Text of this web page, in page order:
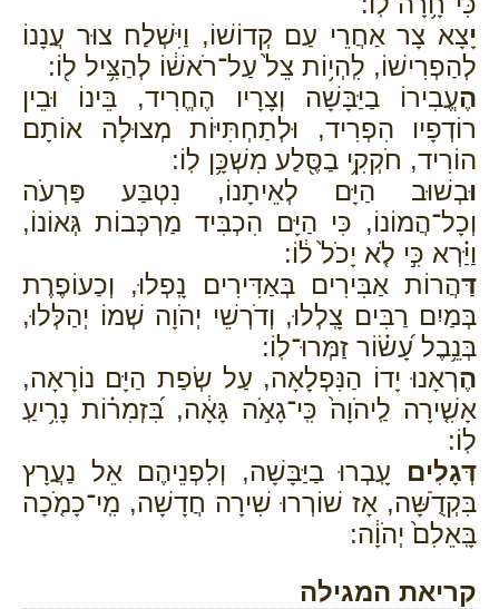
יָצָא צָר אַחֲרֵי עַם קְדוֹשׁוֹ, וַיִּשְׁלַח צוּר עֲנָנוֹ
לְהַפְרִישׁוֹ, לִֽהְי֥וֹת צֵל֙ עַל־רֹאשׁ֔וֹ לְהַצִּ֥יל ל֖וֹ:
הֶעֱבִירוֹ בַיַּבָּשָׁה וְצָרָיו הֶחֱרִיד, בֵּינוֹ וּבֵין
רוֹדְפָיו הִפְרִיד, וּלְתַחְתִּיּוֹת מְצוּלָה אוֹתָם
הוֹרִיד, חֹקְקִ֥י בַסֶּ֖לַע מִשְׁכָּ֥ן לֽוֹ:
וּבְשׁוּב הַיָּם לְאֵיתָנוֹ, נִטְבַּע פַּרְעֹה
וְכָל־הֲמוֹנוֹ, כִּי הַיָּם הִכְבִּיד מַרְכְּבוֹת גְּאוֹנוֹ,
וַיַּ֗רְא כִּ֣י לֹ֤א יָכֹל֙ ל֔וֹ:
דַּהֲרוֹת אַבִּירִים בְּאַדִּירִים נָֽפְלוּ, וְכַעוֹפֶרֶת
בְּמַיִם רַבִּים צָֽלְלוּ, וְדֹרְשֵׁי יְהֹוָה שְׁמוֹ יְהַלְּלוּ,
בְּנֵ֥בֶל עָ֝שׂ֗וֹר זַמְּרוּ־לֽוֹ:
הֶרְאָנוּ יָדוֹ הַנִּפְלָאָה, עַל שְׂפַת הַיָּם נוֹרָאָה,
אָשִׁ֤ירָה לַֽיהֹוָה֙ כִּֽי־גָאֹ֣ה גָּאָ֔ה, בִּ֝זְמִר֗וֹת נָרִ֥יעַֽ
לֽוֹ:
דְּגָלִים עָֽבְרוּ בַיַּבָּשָׁה, וְלִפְנֵיהֶם אֵל נַעֲרָץ
בִּקְדֹֻשָּׁה, אָז שׁוֹרְרוּ שִׁירָה חֲדָשָׁה, מִֽי־כָמֹ֤כָה
בָּֽאֵלִם֙ יְהֹוָ֔ה:
קריאת המגילה